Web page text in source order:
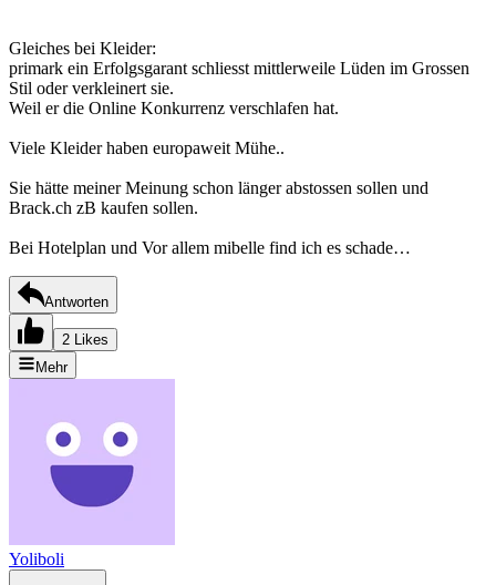
Gleiches bei Kleider:
primark ein Erfolgsgarant schliesst mittlerweile Lüden im Grossen
Stil oder verkleinert sie.
Weil er die Online Konkurrenz verschlafen hat.
Viele Kleider haben europaweit Mühe..
Sie hätte meiner Meinung schon länger abstossen sollen und
Brack.ch zB kaufen sollen.
Bei Hotelplan und Vor allem mibelle find ich es schade…
Antworten
2 Likes
Mehr
Yoliboli